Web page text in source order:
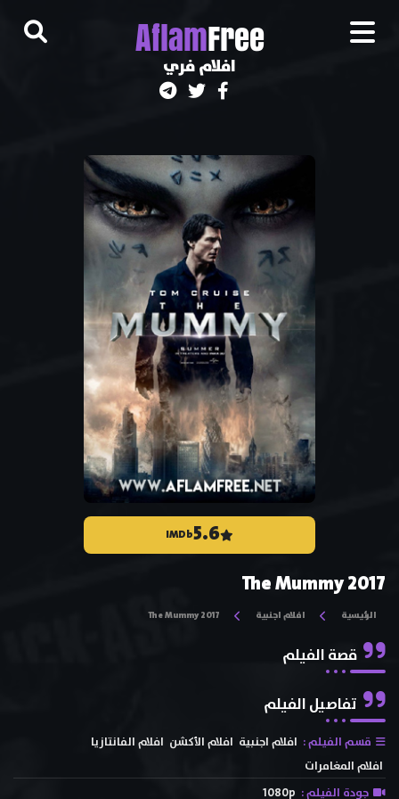
AflamFree
افلام فري
5.6
IMDb
The Mummy 2017
الرئيسية افلام اجنبية The Mummy 2017
قصة الفيلم
تفاصيل الفيلم
قسم الفيلم : افلام اجنبية افلام الأكشن افلام الفانتازيا
افلام المغامرات
جودة الفيلم : 1080p